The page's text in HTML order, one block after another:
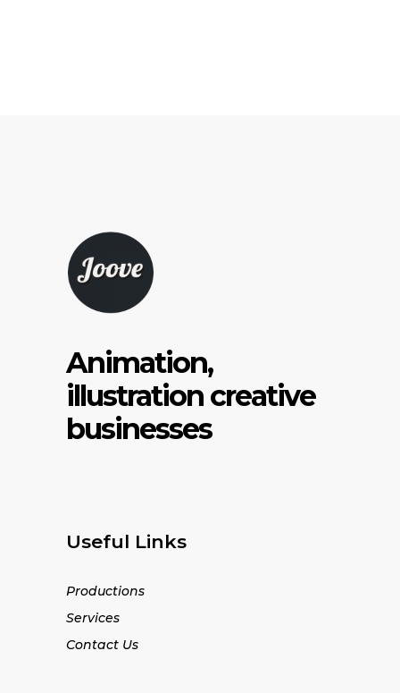
Animation,
illustration creative
businesses
Useful Links
Productions
Services
Contact Us